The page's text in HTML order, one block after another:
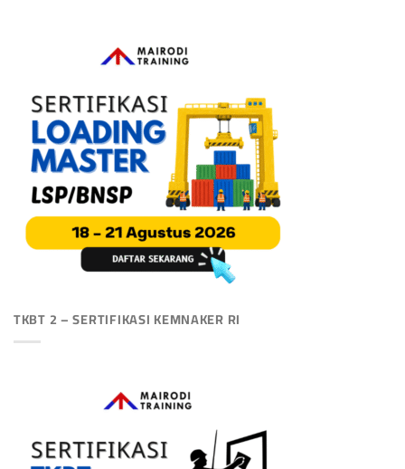
TKBT 2 – SERTIFIKASI KEMNAKER RI